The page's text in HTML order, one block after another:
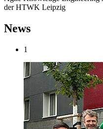
der HTWK Leipzig
News
1